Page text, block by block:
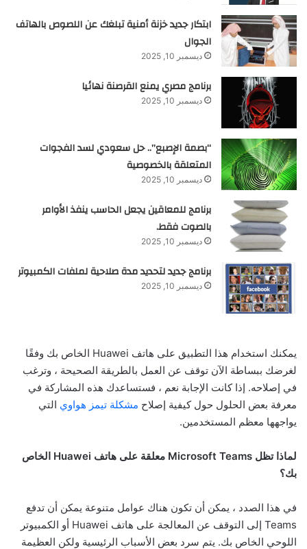
ابتكار جديد خزنة أمنية تبلغك عن اللصوص بالهاتف
الجوال
ديسمبر 10, 2025
برنامج مصري يمنع القرصنة نهائيا
ديسمبر 10, 2025
“بصمة الإصبع”.. حل سعودي لسد الفجوات
المتعلقة بالخصوصية
ديسمبر 10, 2025
برنامج للمعاقين يجعل الحاسب ينفذ الأوامر
بالصوت فقط.
ديسمبر 10, 2025
برنامج جديد لتحديد مدة صلاحية لملفات الكمبيوتر
ديسمبر 10, 2025
يمكنك استخدام هذا التطبيق على هاتف Huawei الخاص بك وفقًا
لغرضك ببساطة الآن توقف عن العمل بالطريقة الصحيحة ، وترغب
في إصلاحه. إذا كانت الإجابة نعم ، فستساعدك هذه المشاركة في
معرفة بعض الحلول حول كيفية إصلاح مشكلة تيمز هواوي التي
يواجهها معظم المستخدمين.
لماذا تظل معلقة على هاتف
الخاص
بك؟
في هذا الصدد ، يمكن أن تكون هناك عوامل متنوعة يمكن أن تدفع
Teams إلى التوقف عن المعالجة على هاتف Huawei أو الكمبيوتر
اللوحي الخاص بك. يتم سرد بعض الأسباب الرئيسية ولكن العظيمة